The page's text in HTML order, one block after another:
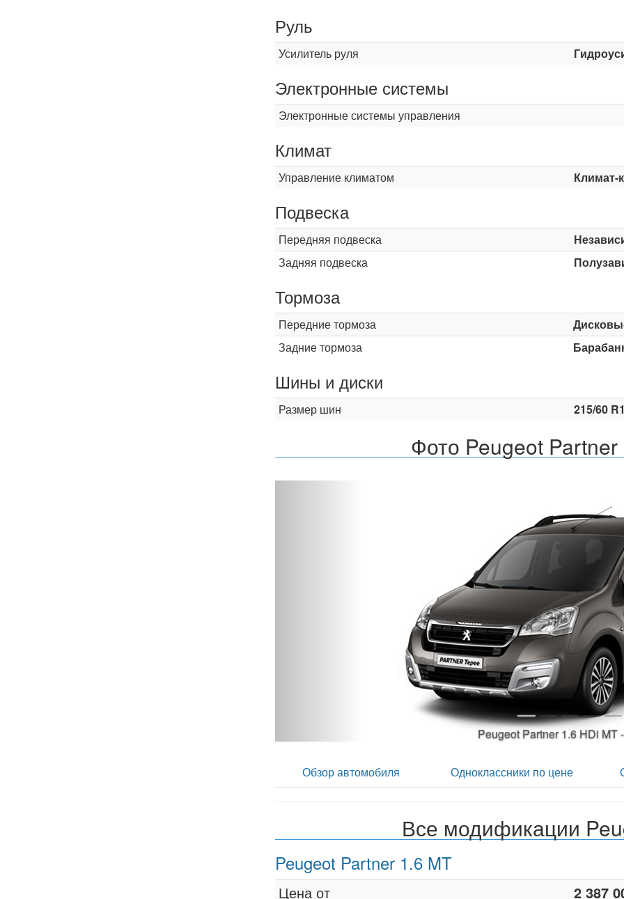
Руль
Усилитель руля
Электронные системы
Электронные системы управления
Климат
Управление климатом Климат-
Подвеска
Передняя подвеска
Задняя подвеска
Тормоза
Передние тормоза
Задние тормоза
Шины и диски
Размер шин 215/60
Фото Peugeot
Обзор автомобиля Одноклассники по цене
Все модификации
Peugeot Partner 1.6 MT
Цена от 2 387